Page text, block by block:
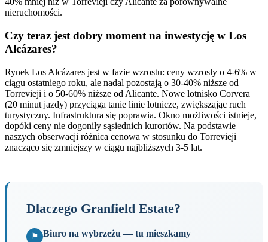
nieruchomości.
Czy teraz jest dobry moment na inwestycję w Los
Alcázares?
Rynek Los Alcázares jest w fazie wzrostu: ceny wzrosły o 4-6% w
ciągu ostatniego roku, ale nadal pozostają o 30-40% niższe od
Torrevieji i o 50-60% niższe od Alicante. Nowe lotnisko Corvera
(20 minut jazdy) przyciąga tanie linie lotnicze, zwiększając ruch
turystyczny. Infrastruktura się poprawia. Okno możliwości istnieje,
dopóki ceny nie dogoniły sąsiednich kurortów. Na podstawie
naszych obserwacji różnica cenowa w stosunku do Torrevieji
znacząco się zmniejszy w ciągu najbliższych 3-5 lat.
Dlaczego Granfield Estate?
⚑ Biuro na wybrzeżu — tu mieszkamy